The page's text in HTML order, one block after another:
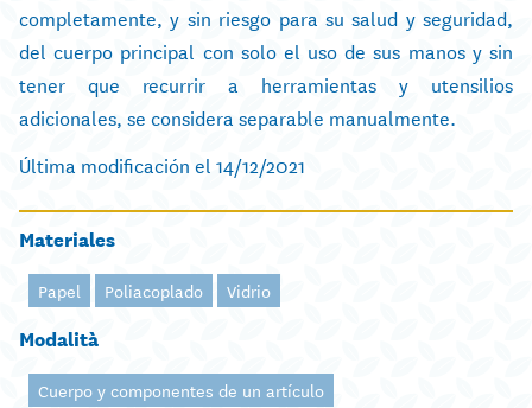
completamente, y sin riesgo para su salud y seguridad,
del cuerpo principal con solo el uso de sus manos y sin
tener que recurrir a herramientas y utensilios
adicionales, se considera separable manualmente.
Última modificación el 14/12/2021
Materiales
Papel Poliacoplado Vidrio
Modalità
Cuerpo y componentes de un artículo